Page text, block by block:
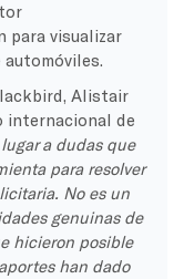
para visualizar
Alistair
internacional de
a dudas que
para resolver
No es un
genuinas de
hicieron posible
han dado